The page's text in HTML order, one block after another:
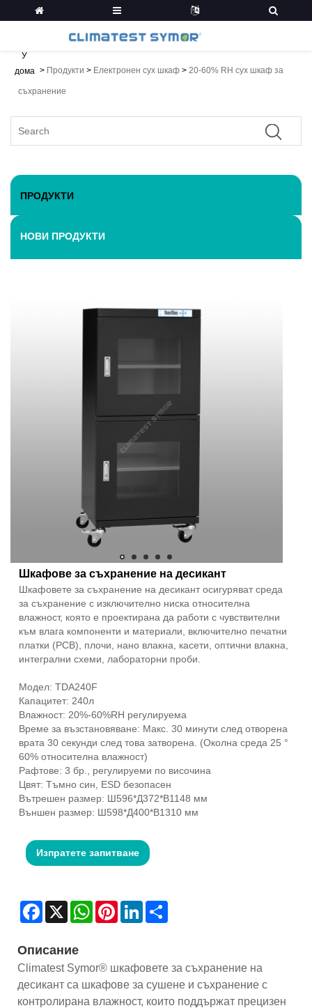
У
дома > Продукти > Електронен сух шкаф > 20-60% RH сух шкаф за
съхранение
ПРОДУКТИ
НОВИ ПРОДУКТИ
Шкафове за съхранение на десикант
Шкафовете за съхранение на десикант осигуряват среда
за съхранение с изключително ниска относителна
влажност, която е проектирана да работи с чувствителни
към влага компоненти и материали, включително печатни
платки (PCB), плочи, нано влакна, касети, оптични влакна,
интегрални схеми, лабораторни проби.
Модел: TDA240F
Капацитет: 240л
Влажност: 20%-60%RH регулируема
Време за възстановяване: Макс. 30 минути след отворена
врата 30 секунди след това затворена. (Околна среда 25 °
60% относителна влажност)
Рафтове: 3 бр., регулируеми по височина
Цвят: Тъмно син, ESD безопасен
Вътрешен размер: Ш596*Д372*В1148 мм
Външен размер: Ш598*Д400*В1310 мм
Изпратете запитване
Facebook
X WhatsAppPinterestLinkedIn
Описание
Climatest Symor® шкафовете за съхранение на
десикант са шкафове за сушене и съхранение с
контролирана влажност, които поддържат прецизен